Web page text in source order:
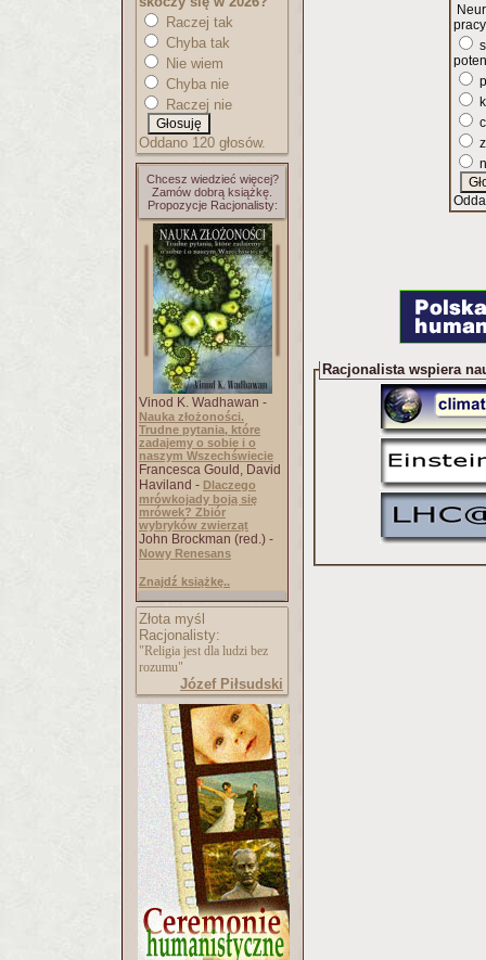
Raczej tak
Chyba tak
Nie wiem
Chyba nie
Raczej nie
Oddano 120 głosów.
Chcesz wiedzieć więcej?
Zamów dobrą książkę.
Propozycje Racjonalisty:
Vinod K. Wadhawan -
Nauka złożoności.
Trudne pytania, które
zadajemy o sobie i o
naszym Wszechświecie
Francesca Gould, David
Haviland - Dlaczego
mrówkojady boją się
mrówek? Zbiór
wybryków zwierząt
John Brockman (red.) -
Nowy Renesans
Znajdź książkę..
Złota myśl
Racjonalisty:
"Religia jest dla ludzi bez
rozumu"
Józef Piłsudski
Racjonalista wspiera